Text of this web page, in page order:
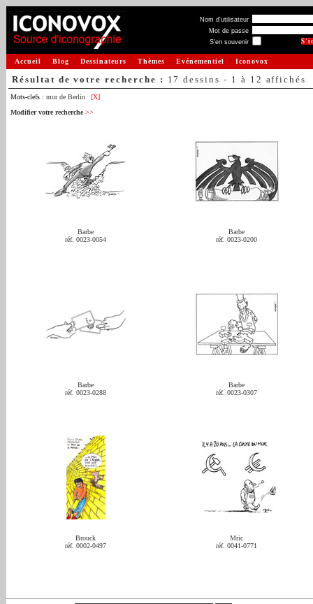
Nom d'utilisateur
Mot de passe
S'en souvenir
Accueil Blog Dessinateurs Thèmes Evénementiel Iconovox
Résultat de votre recherche : 17 dessins - 1 à 12 affichés
Mots-clefs : mur de Berlin
[X]
Modifier votre recherche >>
Barbe
réf. 0023-0054
Barbe
réf. 0023-0200
Barbe
réf. 0023-0288
Barbe
réf. 0023-0307
Brouck
réf. 0002-0497
Mric
réf. 0041-0771